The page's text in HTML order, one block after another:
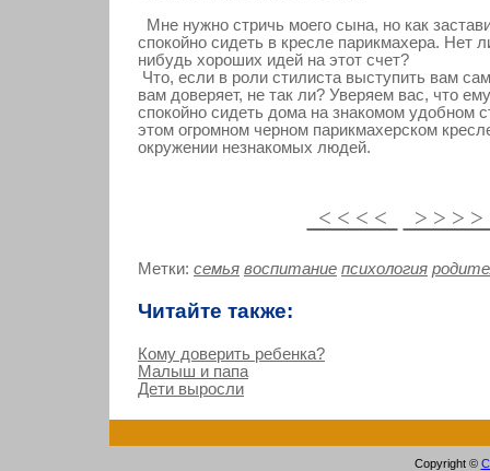
Мне нужно стричь моего сына, но как
спокойно сидеть в кресле парикмахера. Нет
нибудь хороших идей на этот счет?
Что, если в роли стилиста выступить вам
вам доверяет, не так ли? Уверяем вас, что
спокойно сидеть дома на знакомом удобном
этом огромном черном парикмахерском
окружении незнакомых людей.
< < < < > > >
Метки: семья воспитание психология
Читайте также:
Кому доверить ребенка?
Малыш и папа
Дети выросли
Copyright ©